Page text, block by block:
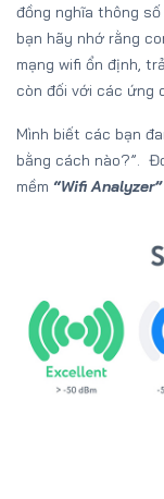
đồng nghĩa thông
bạn hãy nhớ rằng
mạng wifi ổn định,
còn đối với các ứng
Mình biết các bạn
bằng cách nào?”.
mềm “Wifi Analyzer”